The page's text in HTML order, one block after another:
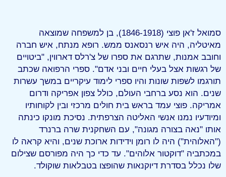
סמואל ז'אן פוצי (1846-1918), בן למשפחה שמוצאה
מאיטליה, היה איש רנסאנס ממש. רופא מנתח, איש חברה
וחובב אמנות, שתרגם את ספרו של צ'רלס דארווין, "ביטויים
של רגשות אצל בעלי חיים ובני אדם". ספרי הרפואה שכתב
תורגמו לשפות שונות והיו ספרי לימוד עיקריים במשך עשרות
שנים. הוא נסע ברחבי העולם, כולל צפון אפריקה ודרום
אמריקה. פוצי עמד בראש בית חולים מרכזי ובין לקוחותיו
ומיודעיו נמנו אנשי האליטה הצרפתית. נסיכת מונקו כינתה
אותו "נאה בצורה מגונה", עם השחקנית שרה ברנרד
("האלוהית") היה לו רומן וידידות ארוכת שנים, והיא קראה לו
במכתביה "דוקטור אלוהים". עד כדי כך היה מפורסם שצילום
שלו נכלל בסדרת דיוקנאות שהופצו בטבלאות שוקולד.